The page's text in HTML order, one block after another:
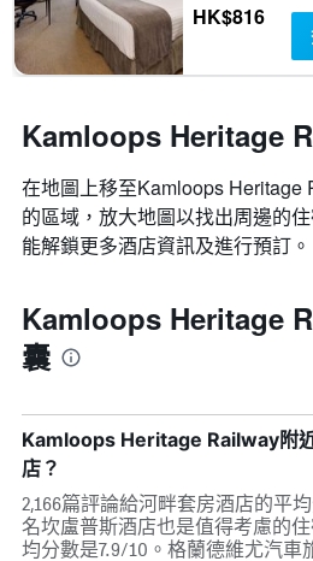
HK$816
Kamloops Heritage
在地圖上移至Kamloops Heritage
的區域，放大地圖以找出周邊的
能解鎖更多酒店資訊及進行預訂。
Kamloops Heritage
囊
Kamloops Heritage Railway附
店？
2,166篇評論給河畔套房酒店的平
名坎盧普斯酒店也是值得考慮的
均分數是7.9/10。格蘭德維尤汽車